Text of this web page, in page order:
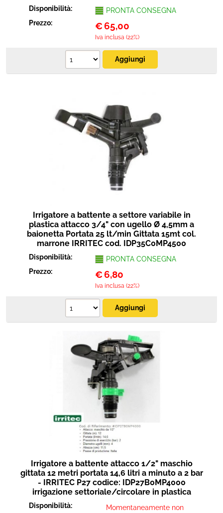
Disponibilità:
PRONTA CONSEGNA
Prezzo:
€65,00
Iva inclusa (22%)
Irrigatore a battente a settore variabile in
plastica attacco 3/4" con ugello Ø 4,5mm a
baionetta Portata 25 lt/min Gittata 15mt col.
marrone IRRITEC cod. IDP35C0MP4500
Disponibilità:
PRONTA CONSEGNA
Prezzo:
€6,80
Iva inclusa (22%)
Irrigatore a battente attacco 1/2" maschio
gittata 12 metri portata 14,6 litri a minuto a 2 bar
- IRRITEC P27 codice: IDP27B0MP4000
irrigazione settoriale/circolare in plastica
Disponibilità:
Momentaneamente non